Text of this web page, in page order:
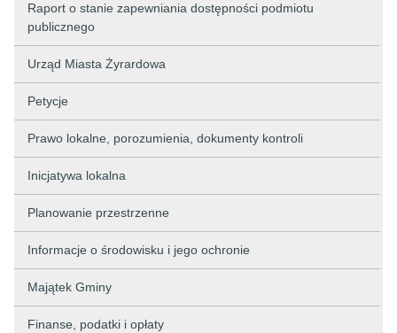
Raport o stanie zapewniania dostępności podmiotu
publicznego
Urząd Miasta Żyrardowa
Petycje
Prawo lokalne, porozumienia, dokumenty kontroli
Inicjatywa lokalna
Planowanie przestrzenne
Informacje o środowisku i jego ochronie
Majątek Gminy
Finanse, podatki i opłaty